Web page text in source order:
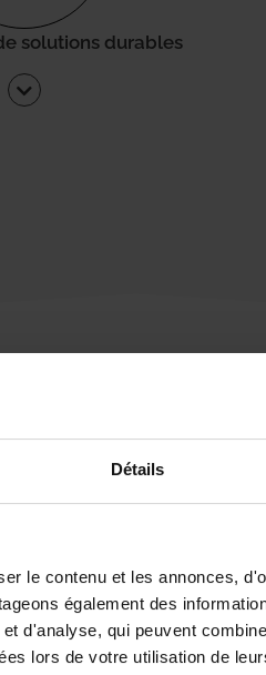
Détails
le contenu et les annonces,
également des
d'analyse, qui peuvent
lors de votre utilisation de
solutions durables
Une
Vous